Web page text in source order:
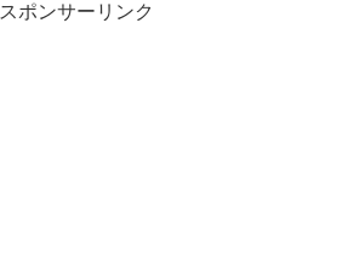
スポンサーリンク